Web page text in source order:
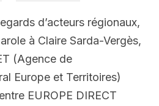
d’acteurs régionaux,
à Claire Sarda-Vergès,
(Agence de
Europe et Territoires)
EUROPE DIRECT